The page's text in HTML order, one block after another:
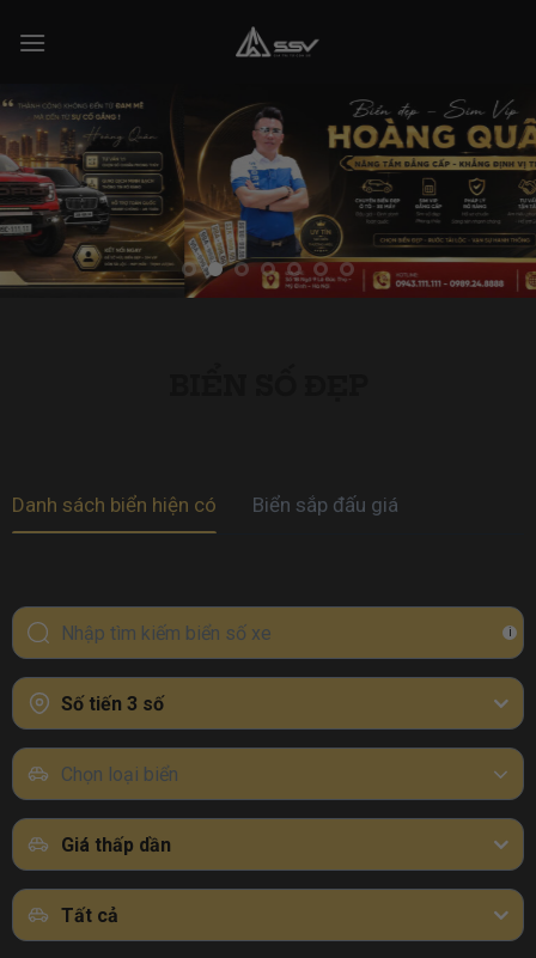
Danh sách biển hiện có Biển sắp đấu giá
i
Số tiến 3 số
Chọn loại biển
Giá thấp dần
Tất cả